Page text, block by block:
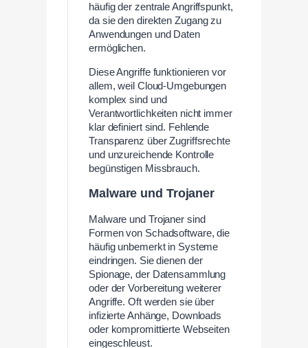
häufig der zentrale Angriffspunkt,
da sie den direkten Zugang zu
Anwendungen und Daten
ermöglichen.
Diese Angriffe funktionieren vor
allem, weil Cloud-Umgebungen
komplex sind und
Verantwortlichkeiten nicht immer
klar definiert sind. Fehlende
Transparenz über Zugriffsrechte
und unzureichende Kontrolle
begünstigen Missbrauch.
Malware und Trojaner
Malware und Trojaner sind
Formen von Schadsoftware, die
häufig unbemerkt in Systeme
eindringen. Sie dienen der
Spionage, der Datensammlung
oder der Vorbereitung weiterer
Angriffe. Oft werden sie über
infizierte Anhänge, Downloads
oder kompromittierte Webseiten
eingeschleust.